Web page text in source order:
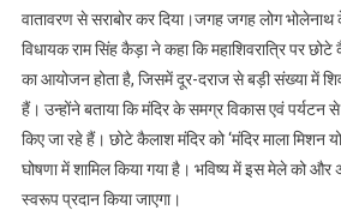
वातावरण से सराबोर कर दिया।जगह जगह लोग
विधायक राम सिंह कैड़ा ने कहा कि महाशिवरात्रि पर
का आयोजन होता है, जिसमें दूर-दराज से बड़ी संख्या में
हैं। उन्होंने बताया कि मंदिर के समग्र विकास एवं पर्यटन
किए जा रहे हैं। छोटे कैलाश मंदिर को ‘मंदिर माला मिशन
घोषणा में शामिल किया गया है। भविष्य में इस मेले को
स्वरूप प्रदान किया जाएगा।